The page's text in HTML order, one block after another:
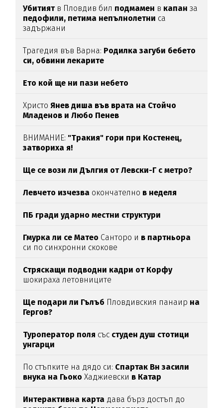
Убитиятв Пловдив бил подмамен в капан за
педофили, петима непълнолетни са
задържани
Трагедия във Варна: Родилка загуби бебето
си, обвини лекарите
Ето кой ще ни пази небето
ХристоЯнев диша във врата на Стойчо
Младенов и Любо Пенев
ВНИМАНИЕ: "Тракия" гори при Костенец,
затвориха я!
Ще се вози ли Дългия от Левски-Г с метро?
Левчето изчезва окончателно в неделя
ПБ гради ударно местни структури
Гмурка ли се Матео Санторо и в партньора
си по синхронни скокове
Стряскащи подводни кадри от Корфу
шокираха летовниците
Ще подари ли Гълъб Пловдивския панаир на
Гергов?
Туроператор поля със студен душ стотици
унгарци
По стъпките на дядо си: Спартак Вн засили
внука на Гьоко Хаджиевски в Катар
Интерактивна карта дава бърз достъп до